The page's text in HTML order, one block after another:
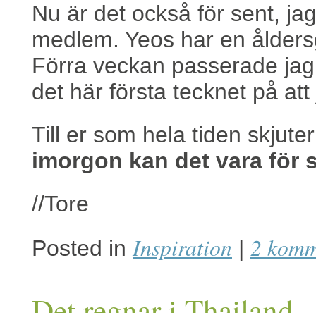
Nu är det också för sent,
medlem. Yeos har en
Förra veckan passerade
det här första tecknet på
Till er som hela tiden
imorgon kan det vara för
//Tore
Posted in Inspiration | 2